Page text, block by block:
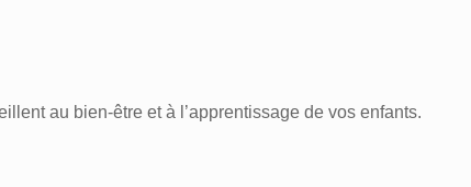
au bien-être et à l’apprentissage de vos enfants.